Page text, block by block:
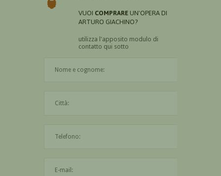
VUOI COMPRARE UN'OPERA DI
ARTURO GIACHINO?
utilizza l'apposito modulo di
contatto qui sotto